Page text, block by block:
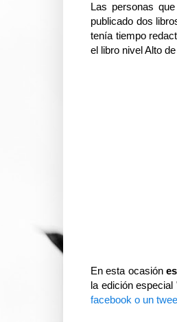
Las personas
publicado dos
tenía tiempo
el libro nivel Alto
En esta ocasión
la edición
facebook o un